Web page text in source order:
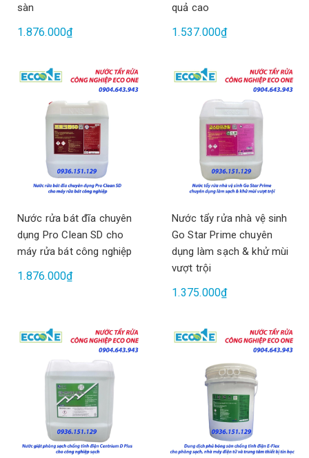
sàn
1.876.000₫
quả cao
1.537.000₫
Nước rửa bát đĩa chuyên
dụng Pro Clean SD cho
máy rửa bát công nghiệp
1.876.000₫
Nước tẩy rửa nhà vệ sinh
Go Star Prime chuyên
dụng làm sạch & khử mùi
vượt trội
1.375.000₫